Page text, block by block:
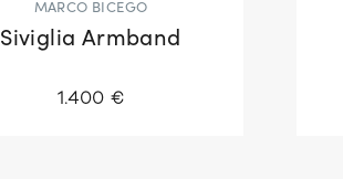
MARCO BICEGO
Siviglia Armband
1.400 €